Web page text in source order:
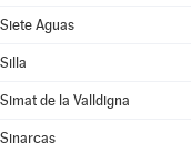
Siete Aguas
Silla
Simat de la Valldigna
Sinarcas